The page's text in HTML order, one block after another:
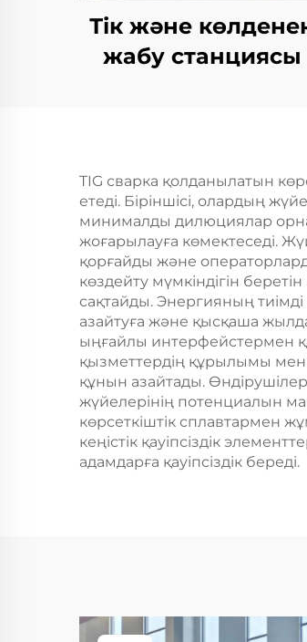
Тік және
жабу станциясы
TIG сварка қолданылатын
етеді. Біріншісі, олардың
минималды дилюциялар
жоғарылауға көмектеседі.
қорғайды және
көздейту мүмкіндігін
сақтайды. Энергияның
азайтуға және қысқаша
ыңғайлы интерфейстермен
қызметтердің құрылымы мен
құнын азайтады.
жүйелерінің потенциалын
көрсеткіштік сплавтармен
кеңістік қауіпсіздік
адамдарға қауіпсіздік береді.